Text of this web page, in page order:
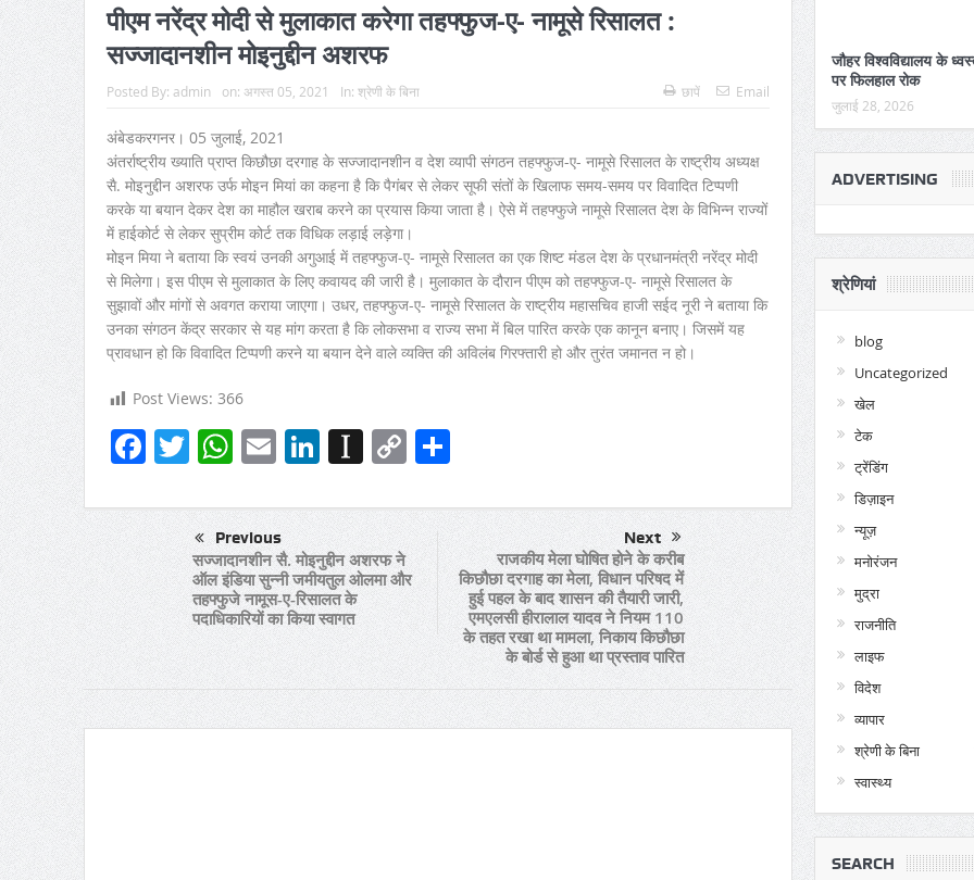
पीएम नरेंद्र मोदी से मुलाकात करेगा तहफ्फुज-ए- नामूसे रिसालत :
सज्जादानशीन मोइनुद्दीन अशरफ
Posted By: admin on: अगस्त 05, 2021 In: श्रेणी के बिना छापें Email
अंबेडकरगनर। 05 जुलाई, 2021
अंतर्राष्ट्रीय ख्याति प्राप्त किछौछा दरगाह के सज्जादानशीन व देश व्यापी संगठन तहफ्फुज-ए- नामूसे रिसालत के राष्ट्रीय अध्यक्ष
सै. मोइनुद्दीन अशरफ उर्फ मोइन मियां का कहना है कि पैगंबर से लेकर सूफी संतों के खिलाफ समय-समय पर विवादित टिप्पणी
करके या बयान देकर देश का माहौल खराब करने का प्रयास किया जाता है। ऐसे में तहफ्फुजे नामूसे रिसालत देश के विभिन्न राज्यों
में हाईकोर्ट से लेकर सुप्रीम कोर्ट तक विधिक लड़ाई लड़ेगा।
मोइन मिया ने बताया कि स्वयं उनकी अगुआई में तहफ्फुज-ए- नामूसे रिसालत का एक शिष्ट मंडल देश के प्रधानमंत्री नरेंद्र मोदी
से मिलेगा। इस पीएम से मुलाकात के लिए कवायद की जारी है। मुलाकात के दौरान पीएम को तहफ्फुज-ए- नामूसे रिसालत के
सुझावों और मांगों से अवगत कराया जाएगा। उधर, तहफ्फुज-ए- नामूसे रिसालत के राष्ट्रीय महासचिव हाजी सईद नूरी ने बताया कि
उनका संगठन केंद्र सरकार से यह मांग करता है कि लोकसभा व राज्य सभा में बिल पारित करके एक कानून बनाए। जिसमें यह
प्रावधान हो कि विवादित टिप्पणी करने या बयान देने वाले व्यक्ति की अविलंब गिरफ्तारी हो और तुरंत जमानत न हो।
Post Views: 366
Facebook
Twitter
WhatsApp
EmailLinkedIn
Instapaper
CopyShare
Previous
सज्जादानशीन सै. मोइनुद्दीन अशरफ ने
ऑल इंडिया सुन्नी जमीयतुल ओलमा और
तहफ्फुजे नामूस-ए-रिसालत के
पदाधिकारियों का किया स्वागत
Next
राजकीय मेला घोषित होने के करीब
किछौछा दरगाह का मेला, विधान परिषद में
हुई पहल के बाद शासन की तैयारी जारी,
एमएलसी हीरालाल यादव ने नियम 110
के तहत रखा था मामला, निकाय किछौछा
के बोर्ड से हुआ था प्रस्ताव पारित
जौहर विश्वविद्यालय के
पर फिलहाल रोक
जुलाई 28, 2026
ADVERTISING
श्रेणियां
blog
Uncategorized
खेल
टेक
ट्रेंडिंग
डिज़ाइन
न्यूज़
मनोरंजन
मुद्रा
राजनीति
लाइफ
विदेश
व्यापार
श्रेणी के बिना
स्वास्थ्य
SEARCH